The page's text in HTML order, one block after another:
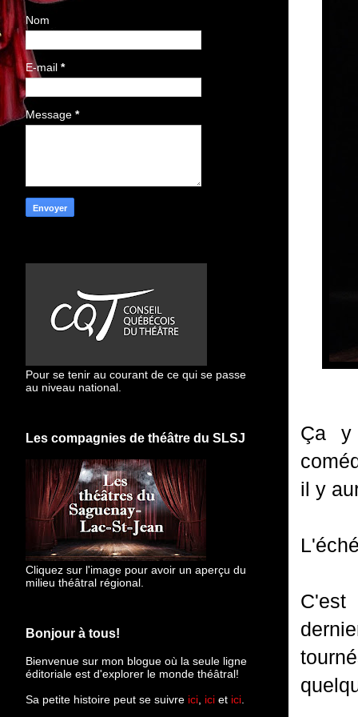
Ça y
il y
C'est
Nom
E-mail *
Message *
Pour se tenir au courant de ce qui se passe
au niveau national.
Les compagnies de théâtre du SLSJ
Cliquez sur l'image pour avoir un aperçu du
milieu théâtral régional.
Bonjour à tous!
Bienvenue sur mon blogue où la seule ligne
éditoriale est d'explorer le monde théâtral!
Sa petite histoire peut se suivre ici ici et ici